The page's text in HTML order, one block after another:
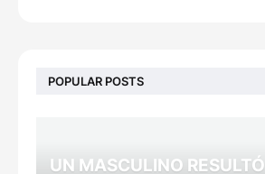
POPULAR POSTS
UN MASCULINO RESULTÓ